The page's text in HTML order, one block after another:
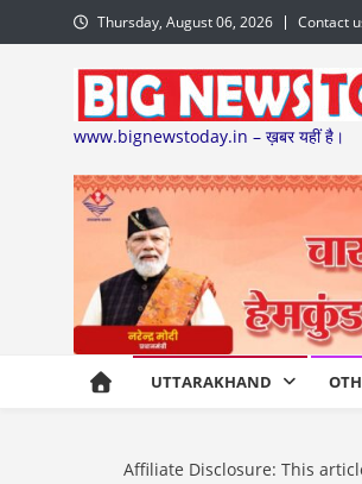
to
Thursday, August 06, 2026 Contact
www.bignewstoday.in – ख़बर यहीं है।
UTTARAKHAND
Affiliate Disclosure: This